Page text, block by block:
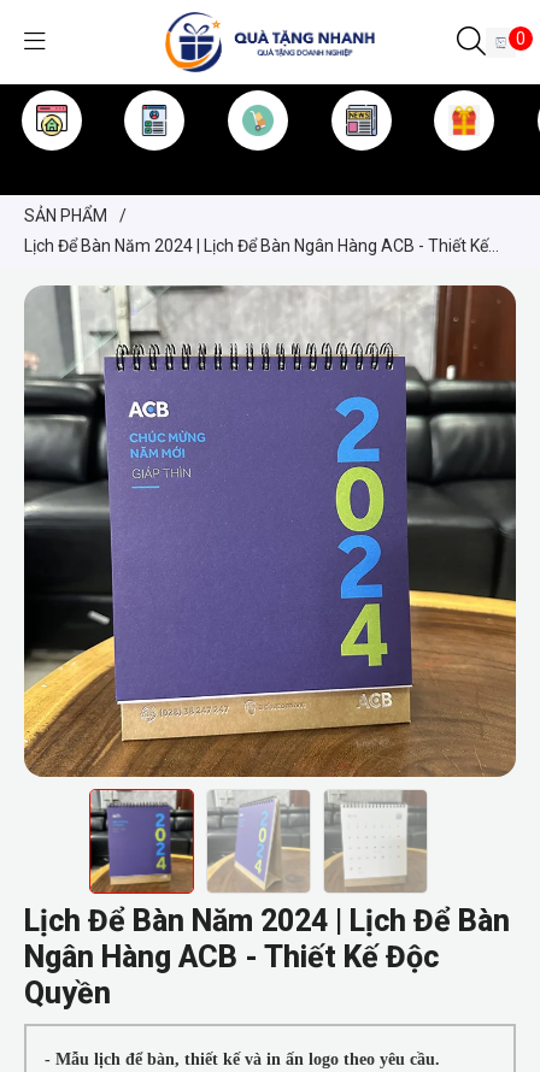
0
SẢN PHẨM
/
Lịch Để Bàn Năm 2024 | Lịch Để Bàn Ngân Hàng ACB - Thiết Kế
Lịch Để Bàn Năm 2024 | Lịch Để Bàn
Ngân Hàng ACB - Thiết Kế Độc
Quyền
- Mẫu lịch để bàn, thiết kế và in ấn logo theo yêu cầu.